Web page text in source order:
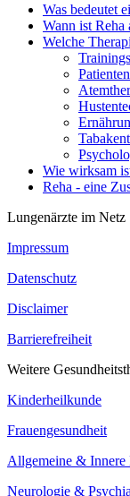
Was bedeutet
Wann ist Reha
Welche
Wie wirksam
Reha - eine
Lungenärzte im Netz
Impressum
Datenschutz
Disclaimer
Barrierefreiheit
Weitere
Kinderheilkunde
Frauengesundheit
Allgemeine & Innere
Neurologie &